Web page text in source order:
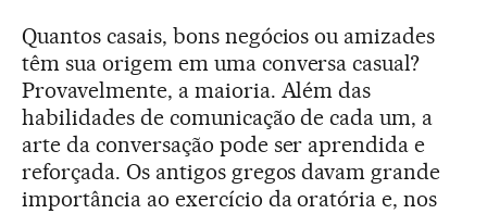
Quantos casais, bons negócios ou amizades
têm sua origem em uma conversa casual?
Provavelmente, a maioria. Além das
habilidades de comunicação de cada um, a
arte da conversação pode ser aprendida e
reforçada. Os antigos gregos davam grande
importância ao exercício da oratória e, nos